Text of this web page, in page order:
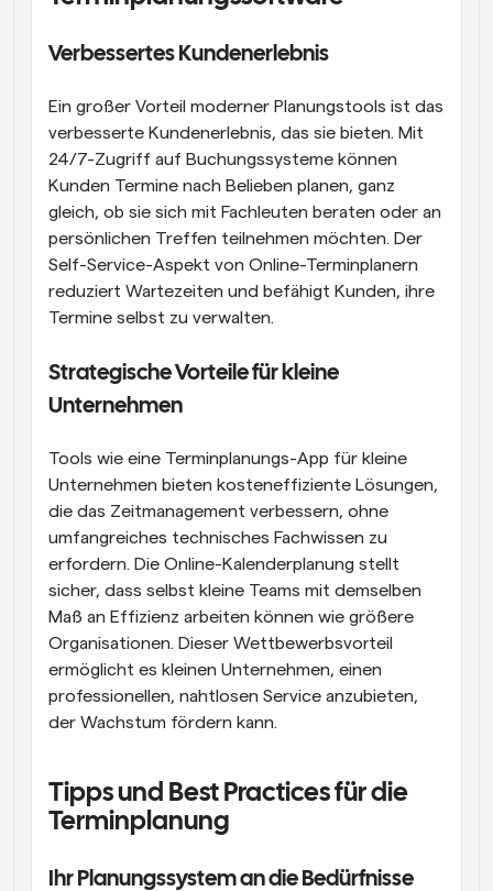
Verbessertes Kundenerlebnis
Ein großer Vorteil moderner Planungstools ist das
verbesserte Kundenerlebnis, das sie bieten. Mit
24/7-Zugriff auf Buchungssysteme können
Kunden Termine nach Belieben planen, ganz
gleich, ob sie sich mit Fachleuten beraten oder an
persönlichen Treffen teilnehmen möchten. Der
Self-Service-Aspekt von Online-Terminplanern
reduziert Wartezeiten und befähigt Kunden, ihre
Termine selbst zu verwalten.
Strategische Vorteile für kleine
Unternehmen
Tools wie eine Terminplanungs-App für kleine
Unternehmen bieten kosteneffiziente Lösungen,
die das Zeitmanagement verbessern, ohne
umfangreiches technisches Fachwissen zu
erfordern. Die Online-Kalenderplanung stellt
sicher, dass selbst kleine Teams mit demselben
Maß an Effizienz arbeiten können wie größere
Organisationen. Dieser Wettbewerbsvorteil
ermöglicht es kleinen Unternehmen, einen
professionellen, nahtlosen Service anzubieten,
der Wachstum fördern kann.
Tipps und Best Practices für die
Terminplanung
Ihr Planungssystem an die Bedürfnisse